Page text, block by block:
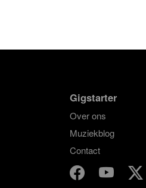
Gigstarter
Over ons
Muziekblog
Contact